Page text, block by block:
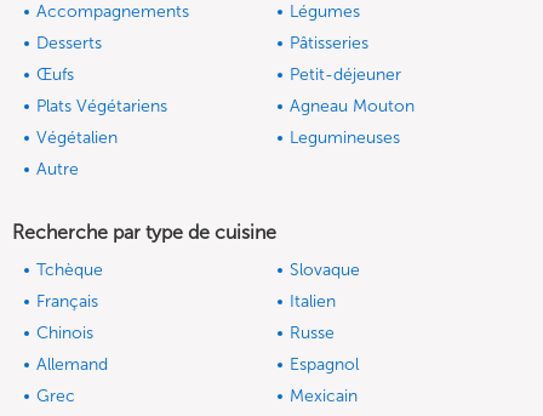
Accompagnements
Légumes
Desserts
Pâtisseries
Œufs
Petit-déjeuner
Plats Végétariens
Agneau Mouton
Végétalien
Legumineuses
Autre
Recherche par type de cuisine
Tchèque
Slovaque
Français
Italien
Chinois
Russe
Allemand
Espagnol
Grec
Mexicain